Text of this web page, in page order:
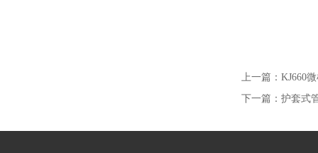
上一篇： KJ660
下一篇： 护套式